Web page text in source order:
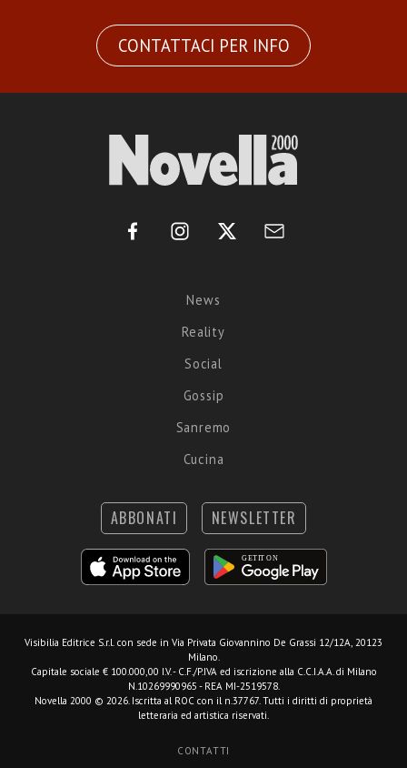
CONTATTACI PER INFO
News
Reality
Social
Gossip
Sanremo
Cucina
ABBONATI NEWSLETTER
Visibilia Editrice S.r.l. con sede in Via Privata Giovannino De Grassi 12/12A, 20123
Milano.
Capitale sociale € 100.000,00 I.V. - C.F./P.IVA ed iscrizione alla C.C.I.A.A. di Milano
N.10269990965 - REA MI-2519578.
Novella 2000 © 2026. Iscritta al ROC con il n.37767. Tutti i diritti di proprietà
letteraria ed artistica riservati.
CONTATTI